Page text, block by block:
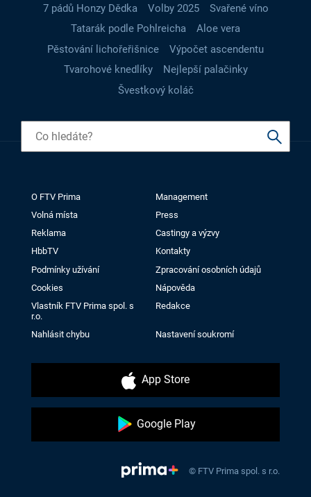
7 pádů Honzy Dědka
Volby 2025
Svařené víno
Tatarák podle Pohlreicha
Aloe vera
Pěstování lichořeřišnice
Výpočet ascendentu
Tvarohové knedlíky
Nejlepší palačinky
Švestkový koláč
O FTV Prima
Management
Volná místa
Press
Reklama
Castingy a výzvy
HbbTV
Kontakty
Podmínky užívání
Zpracování osobních údajů
Cookies
Nápověda
Vlastník FTV Prima spol. s
r.o.
Redakce
Nahlásit chybu Nastavení soukromí
App Store
Google Play
© FTV Prima spol. s r.o.